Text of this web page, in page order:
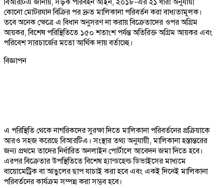
কোনো মোটরযান বিক্রির পর দ্রুত মালিকানা পরিবর্তন করা বাধ্যতামূলক।
তবে অনেক ক্ষেত্রে এ বিধান অনুসরণ না করায় বিক্রেতাদের ওপর অগ্রিম
আয়কর, বিশেষ পরিস্থিতিতে ১৫০ শতাংশ পর্যন্ত অতিরিক্ত অগ্রিম আয়কর এবং
পরিবেশ সারচার্জের মতো আর্থিক দায় বর্তাচ্ছে।
বিজ্ঞাপন
এ পরিস্থিতি থেকে নাগরিকদের সুরক্ষা দিতে মালিকানা পরিবর্তনের প্রক্রিয়াকে
আরও সহজ করেছে বিআরটিএ। সংস্থার তথ্য অনুযায়ী, মালিকানা হস্তান্তরের
জন্য প্রথমে তাদের নির্ধারিত অনলাইন পোর্টালে আবেদন জমা দিতে হবে।
এরপর বিক্রেতার উপস্থিতিতে বিশেষ হ্যান্ডহেল্ড ডিভাইসের মাধ্যমে
বায়োমেট্রিক বা আঙুলের ছাপ যাচাই করা হবে এবং একই দিনেই মালিকানা
পরিবর্তনের কার্যক্রম সম্পন্ন করা সম্ভব হবে।